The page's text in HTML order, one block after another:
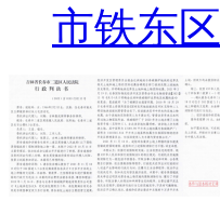
市铁东区